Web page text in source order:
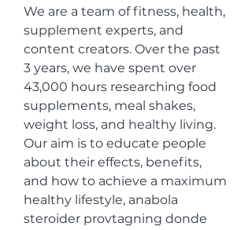
We are a team of fitness, health,
supplement experts, and
content creators. Over the past
3 years, we have spent over
43,000 hours researching food
supplements, meal shakes,
weight loss, and healthy living.
Our aim is to educate people
about their effects, benefits,
and how to achieve a maximum
healthy lifestyle, anabola
steroider provtagning donde